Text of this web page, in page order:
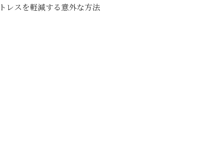
レスを軽減する意外な方法